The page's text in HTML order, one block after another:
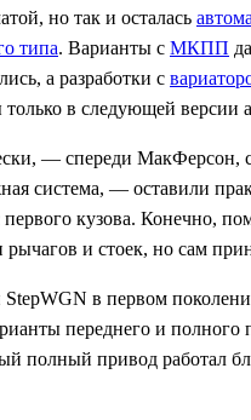
но так и осталась
типа. Варианты с МКПП
а разработки с
только в следующей версии
— спереди МакФерсон,
система, — оставили
кузова. Конечно,
рычагов и стоек, но сам
в первом
переднего и полного
полный привод работал